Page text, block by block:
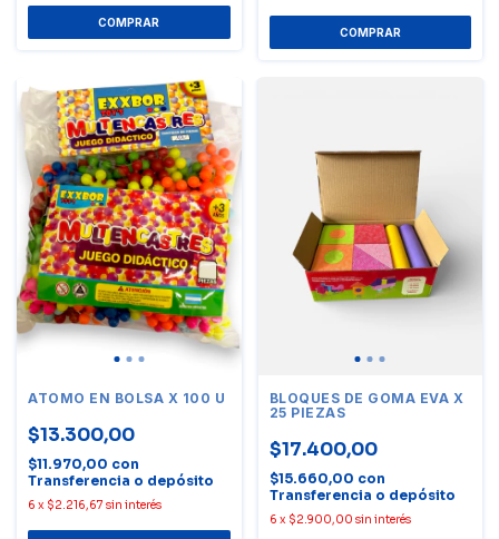
ATOMO EN BOLSA X 100 U
$13.300,00
$11.970,00 con
Transferencia o depósito
6 x $2.216,67 sin interés
BLOQUES DE GOMA EVA X
25 PIEZAS
$17.400,00
$15.660,00 con
Transferencia o depósito
6 x $2.900,00 sin interés